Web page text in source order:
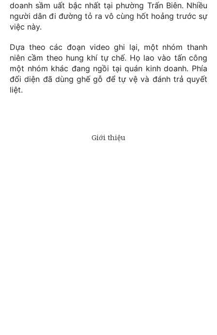
doanh sầm uất bậc nhất tại phường Trấn Biên. Nhiều
người dân đi đường tỏ ra vô cùng hốt hoảng trước sự
việc này.
Dựa theo các đoạn video ghi lại, một nhóm thanh
niên cầm theo hung khí tự chế. Họ lao vào tấn công
một nhóm khác đang ngồi tại quán kinh doanh. Phía
đối diện đã dùng ghế gỗ để tự vệ và đánh trả quyết
liệt.